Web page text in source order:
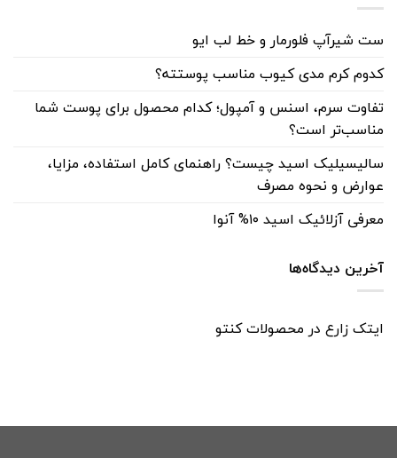
ست شیرآپ فلورمار و خط لب ایو
کدوم کرم مدی کیوب مناسب پوستته؟
تفاوت سرم، اسنس و آمپول؛ کدام محصول برای پوست شما
مناسب‌تر است؟
سالیسیلیک اسید چیست؟ راهنمای کامل استفاده، مزایا،
عوارض و نحوه مصرف
معرفی آزلائیک اسید ۱۰% آنوا
آخرین دیدگاه‌ها
ایتک زارع در محصولات کنتو